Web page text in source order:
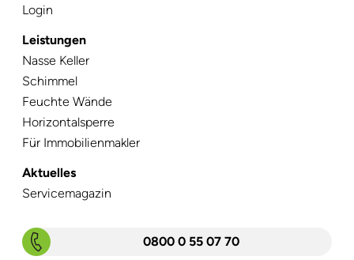
Login
Leistungen
Navigation
überspringen
Nasse Keller
Schimmel
Feuchte Wände
Horizontalsperre
Für Immobilienmakler
Aktuelles
Navigation
Servicemagazin
0800 0 55 07 70